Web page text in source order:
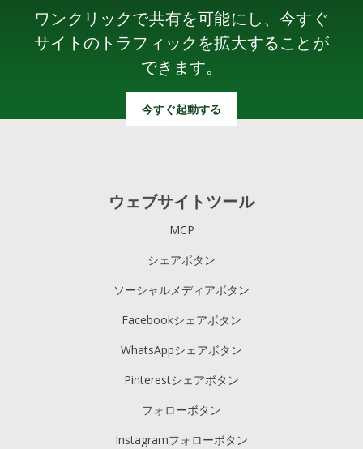
ワンクリックで共有を可能にし、今すぐ
サイトのトラフィックを拡大することが
できます。
今すぐ起動する
ウェブサイトツール
MCP
シェアボタン
ソーシャルメディアボタン
Facebookシェアボタン
WhatsAppシェアボタン
Pinterestシェアボタン
フォローボタン
Instagramフォローボタン